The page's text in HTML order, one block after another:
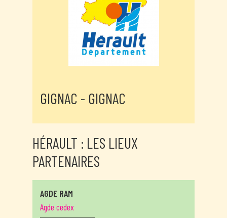
GIGNAC - GIGNAC
HÉRAULT : LES LIEUX
PARTENAIRES
AGDE RAM
Agde cedex